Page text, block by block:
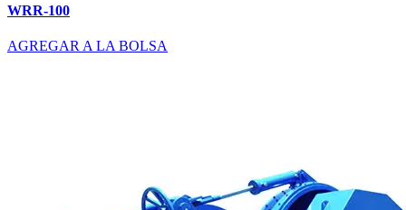
WRR-100
AGREGAR A LA BOLSA